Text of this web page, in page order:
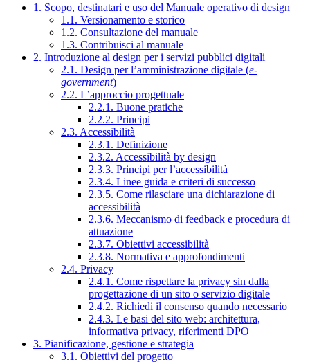
1. Scopo, destinatari e uso del Manuale operativo di design
1.1. Versionamento e storico
1.2. Consultazione del manuale
1.3. Contribuisci al manuale
2. Introduzione al design per i servizi pubblici digitali
2.1. Design per l’amministrazione digitale (e-
government)
2.2. L’approccio progettuale
2.2.1. Buone pratiche
2.2.2. Principi
2.3. Accessibilità
2.3.1. Definizione
2.3.2. Accessibilità by design
2.3.3. Principi per l’accessibilità
2.3.4. Linee guida e criteri di successo
2.3.5. Come rilasciare una dichiarazione di
accessibilità
2.3.6. Meccanismo di feedback e procedura di
attuazione
2.3.7. Obiettivi accessibilità
2.3.8. Normativa e approfondimenti
2.4. Privacy
2.4.1. Come rispettare la privacy sin dalla
progettazione di un sito o servizio digitale
2.4.2. Richiedi il consenso quando necessario
2.4.3. Le basi del sito web: architettura,
informativa privacy, riferimenti DPO
3. Pianificazione, gestione e strategia
3.1. Obiettivi del progetto